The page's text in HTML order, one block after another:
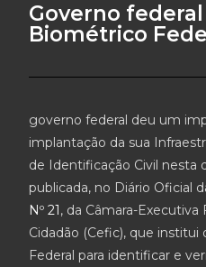
Governo
Biométrico
governo federal deu um
implantação da sua
de Identificação Civil nesta
publicada, no Diário Oficial
Nº 21, da Câmara-
Cidadão (Cefic), que
Federal para identificar e